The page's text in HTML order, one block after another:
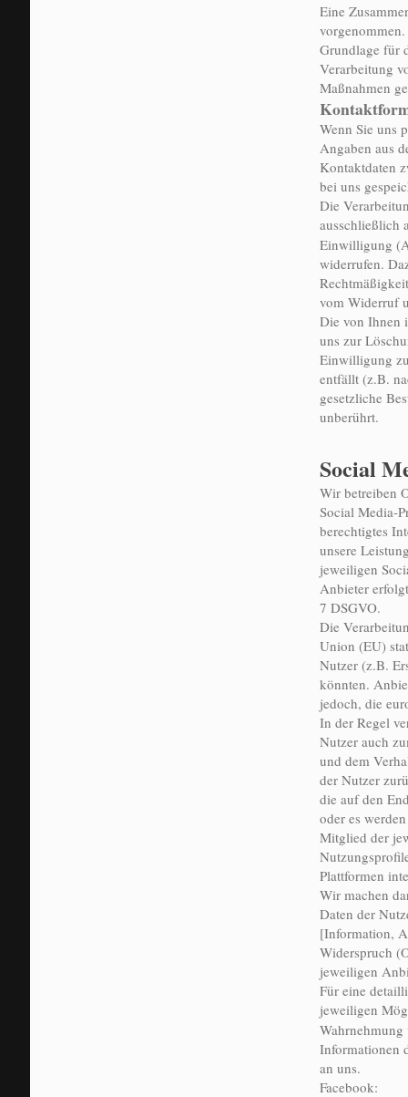
Eine
vorgenommen.
Grundlage für
Verarbeitung
Maßnahmen
Wenn Sie uns
Angaben aus
Kontaktdaten
bei uns
Die
ausschließlich
Einwilligung
widerrufen.
vom Widerruf
Die von Ihnen
uns zur
Einwilligung
entfällt (z.B.
gesetzliche
unberührt.
Social
Wir betreiben
Social Media-
berechtigtes
unsere
jeweiligen
Anbieter
7 DSGVO.
Die
Union (EU)
Nutzer (z.B.
könnten.
jedoch, die
In der Regel
Nutzer auch
und dem
der Nutzer
die auf den
oder es
Mitglied der
Plattformen
Wir machen
Daten der
[Information,
Widerspruch
jeweiligen
Für eine
jeweiligen
Informationen
an uns.
Facebook: